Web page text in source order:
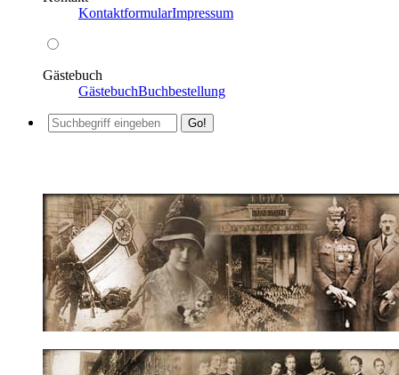
KontaktformularImpressum
Gästebuch
GästebuchBuchbestellung